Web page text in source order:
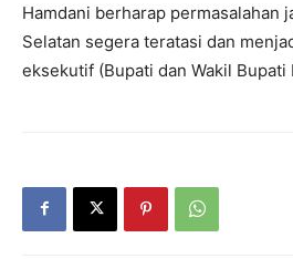
Hamdani berharap permasalahan
Selatan segera teratasi dan
eksekutif (Bupati dan Wakil Bupati